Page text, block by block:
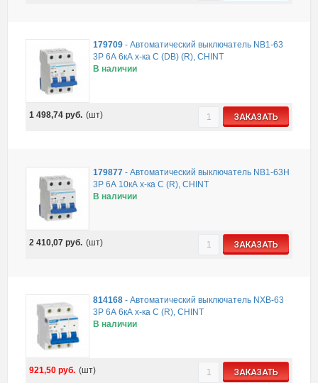
179709- Автоматический выключатель NB1-63
3P 6А 6кА х-ка C (DB) (R), CHINT
В наличии
1 498,74 руб. (шт) ЗАКАЗАТЬ
179877- Автоматический выключатель NB1-63H
3P 6А 10кА х-ка C (R), CHINT
В наличии
2 410,07 руб. (шт) ЗАКАЗАТЬ
814168- Автоматический выключатель NXB-63
3P 6А 6кА х-ка C (R), CHINT
В наличии
921,50 руб. (шт) ЗАКАЗАТЬ